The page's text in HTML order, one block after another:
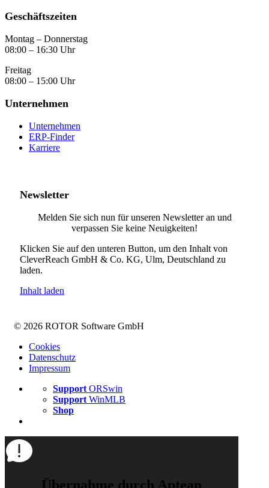
Geschäftszeiten
Montag – Donnerstag
08:00 – 16:30 Uhr
Freitag
08:00 – 15:00 Uhr
Unternehmen
Unternehmen
ERP-Finder
Karriere
Newsletter
Melden Sie sich nun für unseren Newsletter an und
verpassen Sie keine Neuigkeiten!
Klicken Sie auf den unteren Button, um den Inhalt von
CleverReach GmbH & Co. KG, Ulm, Deutschland zu
laden.
Inhalt laden
© 2026 ROTOR Software GmbH
Cookies
Datenschutz
Impressum
Support ORSwin
Support WinMLB
Shop
Übernahme durch Aptean